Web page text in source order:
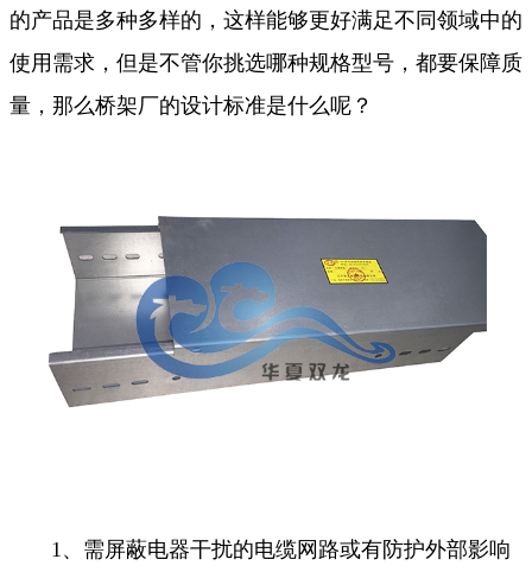
的产品是多种多样的，这样能够更好满足不同领域中的
使用需求，但是不管你挑选哪种规格型号，都要保障质
量，那么桥架厂的设计标准是什么呢？
1、需屏蔽电器干扰的电缆网路或有防护外部影响